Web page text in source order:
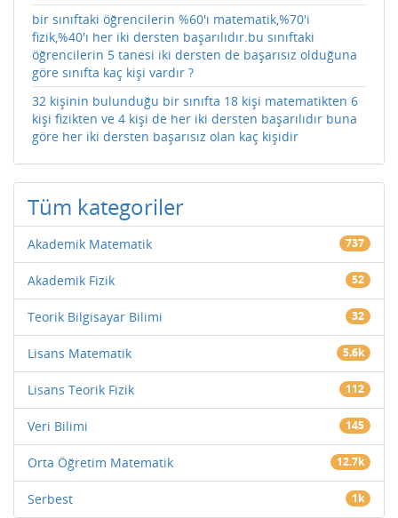
bir sınıftaki öğrencilerin %60'ı matematik,%70'i
fizik,%40'ı her iki dersten başarılıdır.bu sınıftaki
öğrencilerin 5 tanesi iki dersten de başarısız olduğuna
göre sınıfta kaç kişi vardır ?
32 kişinin bulunduğu bir sınıfta 18 kişi matematikten 6
kişi fizikten ve 4 kişi de her iki dersten başarılıdır buna
göre her iki dersten başarısız olan kaç kişidir
Tüm kategoriler
Akademik Matematik 737
Akademik Fizik 52
Teorik Bilgisayar Bilimi 32
Lisans Matematik 5.6k
Lisans Teorik Fizik 112
Veri Bilimi 145
Orta Öğretim Matematik 12.7k
Serbest 1k